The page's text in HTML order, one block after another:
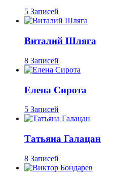
5 Записей
Виталий Шляга
8 Записей
Елена Сирота
5 Записей
Татьяна Галацан
8 Записей